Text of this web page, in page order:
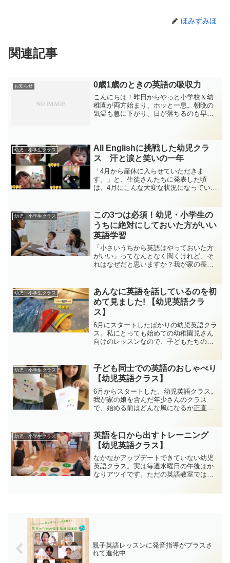
ほみずみほ
関連記事
お知らせ 0歳1歳のときの英語の吸収力
こんにちは！昨日からやっと小学校＆幼
稚園が両方始まり、ホッと一息。朝晩の
気温も急に下がり、日が落ちるのも早く
幼児・小学生クラス
All Englishに挑戦した幼児クラ
ス 汗と涙と笑いの一年
「4月から産休に入らせていただきま
す。」と、生徒さんたちに発表した頃
は、4月にこんな大変な状況になっている
幼児・小学生クラス
この3つは必須！幼児・小学生の
うちに絶対にしておいた方がいい
英語学習
「小さいうちから英語はやっておいた方
がいい」ってなんとなく聞くけれど、そ
れはなぜだと思いますか？我が家の長
「あ～、小学生のうちにもっと英語やっ
ておいてあげれば良かった…...
幼児・小学生クラス
あんなに英語を話しているのを初
めて見ました! 【幼児英語クラ
ス】
6月にスタートしたばかりの幼児英語クラ
ス。私にとっても始めての幼稚園児さん
向けのレッスンなので、子どもたちの反
幼児・小学生クラス
子ども同士での英語のおしゃべり
【幼児英語クラス】
6月からスタートした、幼児英語クラス。
我が家の娘を含んだ年少さんのクラス
で、始める前はどんな風になるか正直ド
あって、1回目にしてはたくさん英語の発
話が見られ、これからの...
幼児・小学生クラス
英語を口から出すトレーニング
【幼児英語クラス】
なかなかアップデートできていない幼児
英語クラス。実は毎週水曜日の午後はか
なりアツイです。ただの英語教室ではな
親子英語レッスンに発音指導がプラスさ
れて進化中